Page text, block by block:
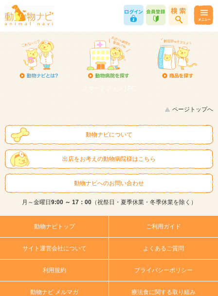
スマートフォン | PC
ページトップへ
動物ナビについて
出店をお考えの動物病院様はこちら
動物ナビへのお問い合わせ
月～金曜日 9:00 ～ 17：00（祝祭日・夏季休業・冬季休業を除く）
動物ナビトップ ご利用ガイド
サイト運営会社について よくあるご質問
利用規約 プライバシーポリシー
動物ナビ メルマガ 療法食に関する取り組み